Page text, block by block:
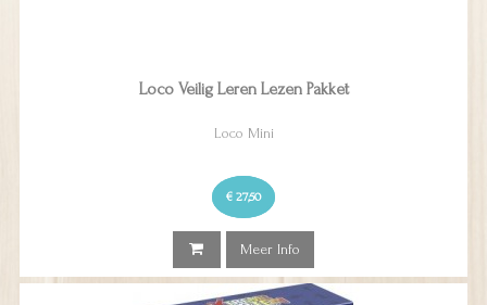
Loco Veilig Leren Lezen Pakket
Loco Mini
€ 27,50
Meer Info